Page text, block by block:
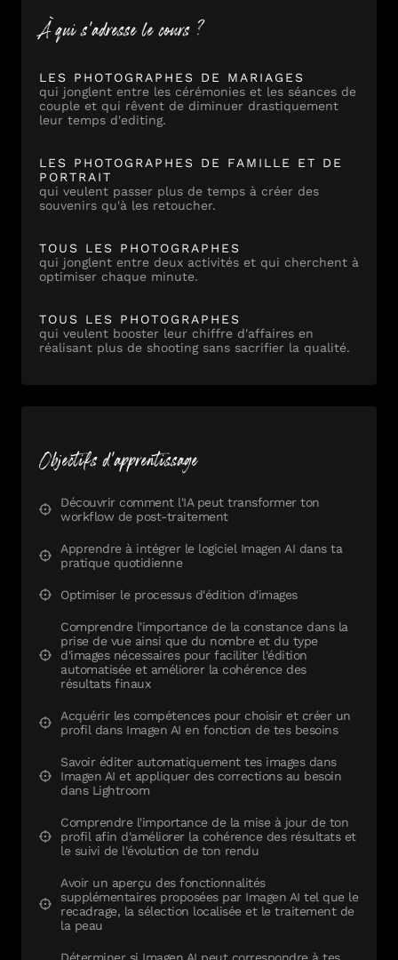
À qui s'adresse le cours ?
LES PHOTOGRAPHES DE MARIAGES
qui jonglent entre les cérémonies et les séances de
couple et qui rêvent de diminuer drastiquement
leur temps d'editing.
LES PHOTOGRAPHES DE FAMILLE ET DE
PORTRAIT
qui veulent passer plus de temps à créer des
souvenirs qu'à les retoucher.
TOUS LES PHOTOGRAPHES
qui jonglent entre deux activités et qui cherchent à
optimiser chaque minute.
TOUS LES PHOTOGRAPHES
qui veulent booster leur chiffre d'affaires en
réalisant plus de shooting sans sacrifier la qualité.
Objectifs d'apprentissage
Découvrir comment l'IA peut transformer ton
workflow de post-traitement
Apprendre à intégrer le logiciel Imagen AI dans ta
pratique quotidienne
Optimiser le processus d'édition d'images
Comprendre l'importance de la constance dans la
prise de vue ainsi que du nombre et du type
d'images nécessaires pour faciliter l'édition
automatisée et améliorer la cohérence des
résultats finaux
Acquérir les compétences pour choisir et créer un
profil dans Imagen AI en fonction de tes besoins
Savoir éditer automatiquement tes images dans
Imagen AI et appliquer des corrections au besoin
dans Lightroom
Comprendre l'importance de la mise à jour de ton
profil afin d'améliorer la cohérence des résultats et
le suivi de l'évolution de ton rendu
Avoir un aperçu des fonctionnalités
supplémentaires proposées par Imagen AI tel que le
recadrage, la sélection localisée et le traitement de
la peau